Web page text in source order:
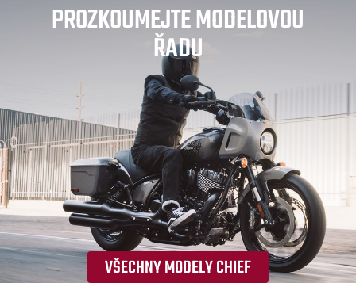
PROZKOUMEJTE MODELOVOU
ŘADU
VŠECHNY MODELY CHIEF